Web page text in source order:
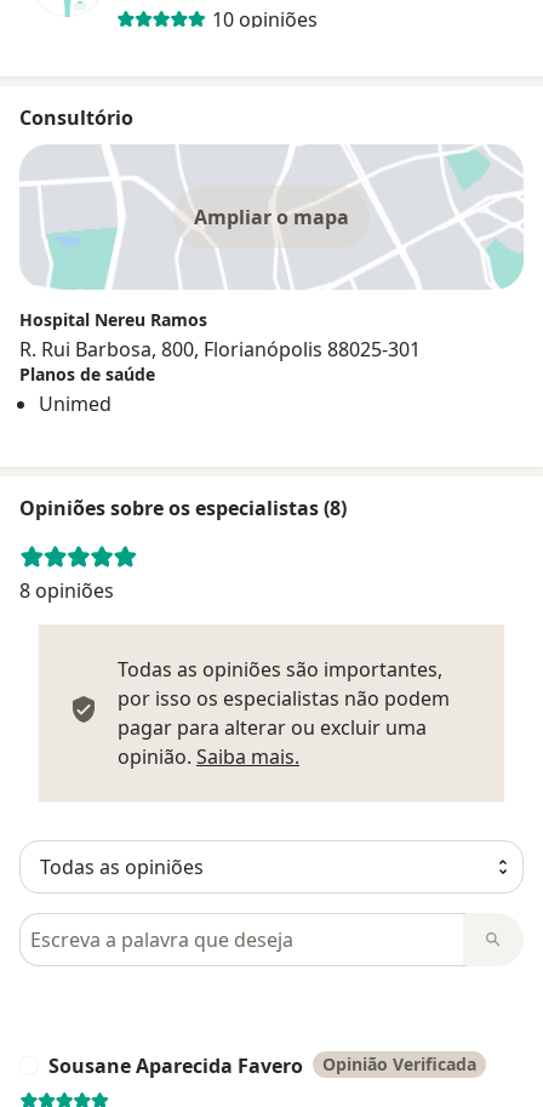
10 opiniões
Consultório
Ampliar o mapa
Hospital Nereu Ramos
R. Rui Barbosa, 800, Florianópolis 88025-301
Planos de saúde
Unimed
Opiniões sobre os especialistas (8)
8 opiniões
Todas as opiniões são importantes,
por isso os especialistas não podem
pagar para alterar ou excluir uma
opinião. Saiba mais.
Pesquisar em opiniões
Sousane Aparecida Favero Opinião Verificada